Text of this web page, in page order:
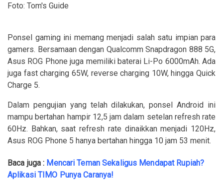
Foto: Tom's Guide
Ponsel gaming ini memang menjadi salah satu impian para
gamers. Bersamaan dengan Qualcomm Snapdragon 888 5G,
Asus ROG Phone juga memiliki baterai Li-Po 6000mAh. Ada
juga fast charging 65W, reverse charging 10W, hingga Quick
Charge 5.
Dalam pengujian yang telah dilakukan, ponsel Android ini
mampu bertahan hampir 12,5 jam dalam setelan refresh rate
60Hz. Bahkan, saat refresh rate dinaikkan menjadi 120Hz,
Asus ROG Phone 5 hanya bertahan hingga 10 jam 53 menit.
Baca juga : Mencari Teman Sekaligus Mendapat Rupiah?
Aplikasi TIMO Punya Caranya!